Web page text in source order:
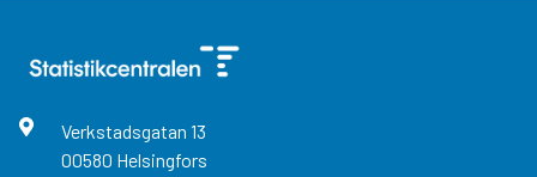
Verkstadsgatan 13
00580 Helsingfors